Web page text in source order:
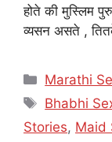
होतेकीमुस्लिम
व्यसन असते ,
Categories
Marathi
Tags
Bhabhi
Stories, Maid